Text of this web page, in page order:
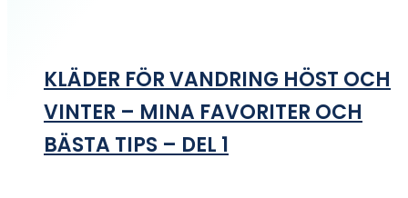
KLÄDER FÖR VANDRING HÖST OCH
VINTER – MINA FAVORITER OCH
BÄSTA TIPS – DEL 1